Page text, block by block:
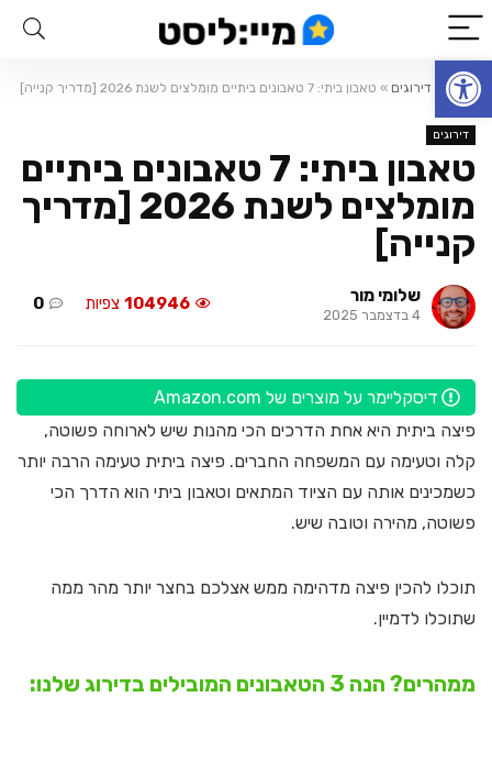
פתח סרגל נגישות
ראשי דירוגים » טאבון ביתי: 7 טאבונים ביתיים מומלצים לשנת 2026 [מדריך קנייה]
דירוגים
טאבון ביתי: 7 טאבונים ביתיים
מומלצים לשנת 2026 [מדריך
קנייה]
שלומי מור
4 בדצמבר 2025
104946 צפיות 0
דיסקליימר על מוצרים של Amazon.com
פיצה ביתית היא אחת הדרכים הכי מהנות שיש לארוחה פשוטה,
קלה וטעימה עם המשפחה החברים. פיצה ביתית טעימה הרבה יותר
כשמכינים אותה עם הציוד המתאים וטאבון ביתי הוא הדרך הכי
פשוטה, מהירה וטובה שיש.
תוכלו להכין פיצה מדהימה ממש אצלכם בחצר יותר מהר ממה
שתוכלו לדמיין.
ממהרים? הנה 3 הטאבונים המובילים בדירוג שלנו: